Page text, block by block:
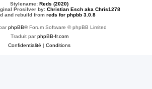
Stylename: Reds (2020)
Prosilver by: Christian Esch aka Chris1278
and rebuild from reds for phpbb 3.0.8
phpBB® Forum Software © phpBB Limited
Traduit parphpBB-fr.com
Confidentialité | Conditions